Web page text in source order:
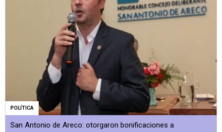
POLÍTICA
San Antonio de Areco: otorgaron bonificaciones a